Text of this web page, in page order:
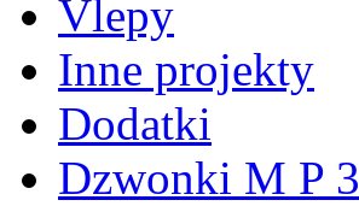
Vlepy
Inne projekty
Dodatki
Dzwonki M P 3